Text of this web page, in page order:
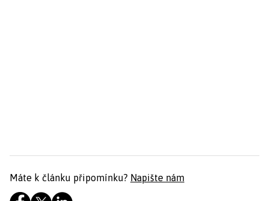
Máte k článku připomínku? Napište nám